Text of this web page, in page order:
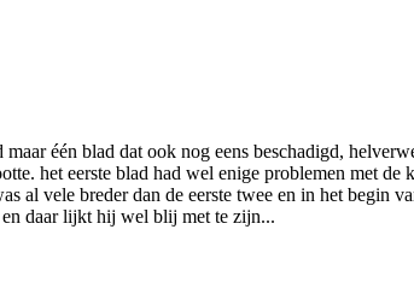
één blad dat ook nog eens beschadigd,
het eerste blad had wel enige problemen met
al vele breder dan de eerste twee en in het begin
en daar lijkt hij wel blij met te zijn...